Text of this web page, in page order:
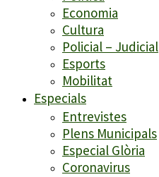
Economia
Cultura
Policial – Judicial
Esports
Mobilitat
Especials
Entrevistes
Plens Municipals
Especial Glòria
Coronavirus